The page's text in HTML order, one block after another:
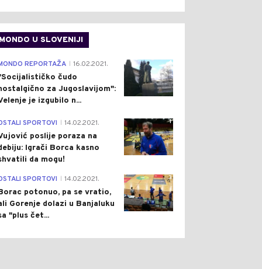
POLICIJE U
ZAPLIJENJENI
DRUŠTVO | Pre 2 h
SUŠA UZELA DANAK: NA
UŠĆU TURJANICE U VRBAS
MONDO U SLOVENIJI
4
REPORTAŽA 16.02.2021.
čudo
za Jugoslavijom":
je izgubilo n...
1
SPORTOVI 14.02.2021.
poslije poraza na
Igrači Borca kasno
da mogu!
3
SPORTOVI 14.02.2021.
potonuo, pa se vratio,
Gorenje dolazi u Banjaluku
"plus čet...